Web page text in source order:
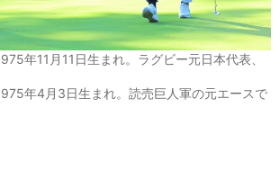
年11月11日生まれ。ラグビー元日本代表、
年4月3日生まれ。読売巨人軍の元エースで